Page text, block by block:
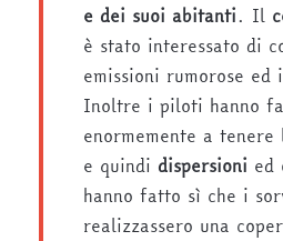
e dei suoi abitanti. Il
è stato interessato di
emissioni rumorose ed
Inoltre i piloti hanno
enormemente a
e quindi dispersioni ed
hanno fatto sì che i
realizzassero una